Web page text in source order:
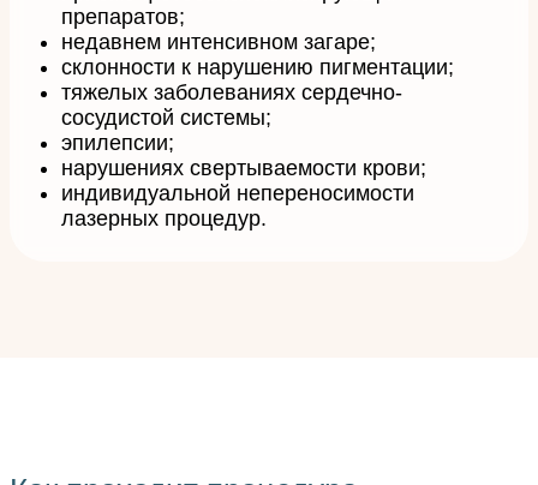
препаратов;
недавнем интенсивном загаре;
склонности к нарушению пигментации;
тяжелых заболеваниях сердечно-
сосудистой системы;
эпилепсии;
нарушениях свертываемости крови;
индивидуальной непереносимости
лазерных процедур.